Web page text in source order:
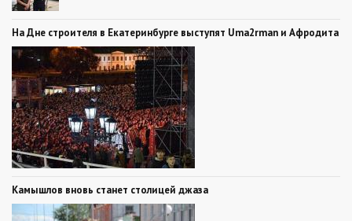
На Дне строителя в Екатеринбурге выступят Uma2rman и Афродита
Камышлов вновь станет столицей джаза